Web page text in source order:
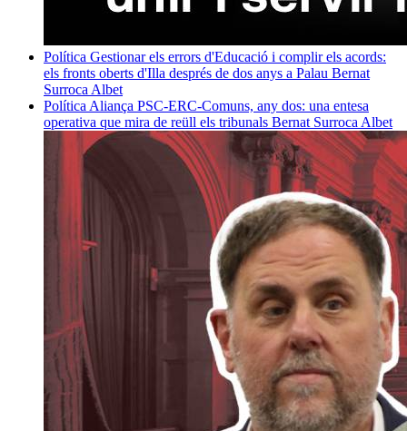
Política Gestionar els errors d'Educació i complir els acords:
els fronts oberts d'Illa després de dos anys a Palau Bernat
Surroca Albet
Política Aliança PSC-ERC-Comuns, any dos: una entesa
operativa que mira de reüll els tribunals Bernat Surroca Albet